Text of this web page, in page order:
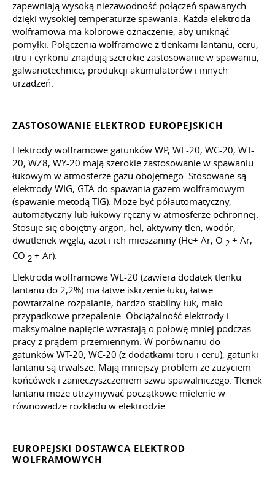
zapewniają wysoką niezawodność połączeń spawanych
dzięki wysokiej temperaturze spawania. Każda elektroda
wolframowa ma kolorowe oznaczenie, aby uniknąć
pomyłki. Połączenia wolframowe z tlenkami lantanu, ceru,
itru i cyrkonu znajdują szerokie zastosowanie w spawaniu,
galwanotechnice, produkcji akumulatorów i innych
urządzeń.
ZASTOSOWANIE ELEKTROD EUROPEJSKICH
Elektrody wolframowe gatunków WP, WL-20, WC-20, WT-
20, WZ8, WY-20 mają szerokie zastosowanie w spawaniu
łukowym w atmosferze gazu obojętnego. Stosowane są
elektrody WIG, GTA do spawania gazem wolframowym
(spawanie metodą TIG). Może być półautomatyczny,
automatyczny lub łukowy ręczny w atmosferze ochronnej.
Stosuje się obojętny argon, hel, aktywny tlen, wodór,
dwutlenek węgla, azot i ich mieszaniny (Не+ Аr, О 2 + Аr,
СО 2 + Аr).
Elektroda wolframowa WL-20 (zawiera dodatek tlenku
lantanu do 2,2%) ma łatwe iskrzenie łuku, łatwe
powtarzalne rozpalanie, bardzo stabilny łuk, mało
przypadkowe przepalenie. Obciążalność elektrody i
maksymalne napięcie wzrastają o połowę mniej podczas
pracy z prądem przemiennym. W porównaniu do
gatunków WT-20, WC-20 (z dodatkami toru i ceru), gatunki
lantanu są trwalsze. Mają mniejszy problem ze zużyciem
końcówek i zanieczyszczeniem szwu spawalniczego. Tlenek
lantanu może utrzymywać początkowe mielenie w
równowadze rozkładu w elektrodzie.
EUROPEJSKI DOSTAWCA ELEKTROD
WOLFRAMOWYCH